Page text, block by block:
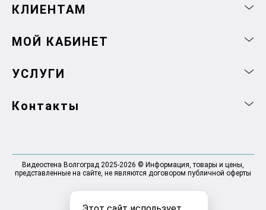
КЛИЕНТАМ
МОЙ КАБИНЕТ
УСЛУГИ
Контакты
Видеостена Волгоград 2025-2026 © Информация, товары и цены,
представленные на сайте, не являются договором публичной оферты